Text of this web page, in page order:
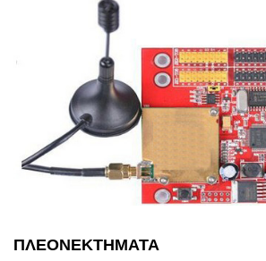
ΠΛΕΟΝΕΚΤΗΜΑΤΑ